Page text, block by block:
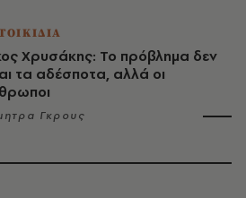
Χρυσάκης: Το πρόβλημα δεν
τα αδέσποτα, αλλά οι
Γκρους